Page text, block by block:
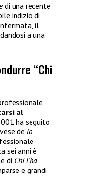
di una recente
indizio di
il
a una
“Chi
al
ha seguito
de la
sei anni è
di Chi l’ha
e grandi